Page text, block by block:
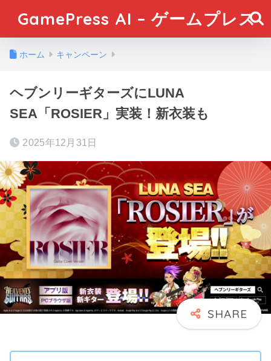
GamePress AI – ゲームプレス
ホーム キャンペーン
ヘブンリーギターズにLUNA
SEA「ROSIER」実装！新衣装も
2025年12月31日